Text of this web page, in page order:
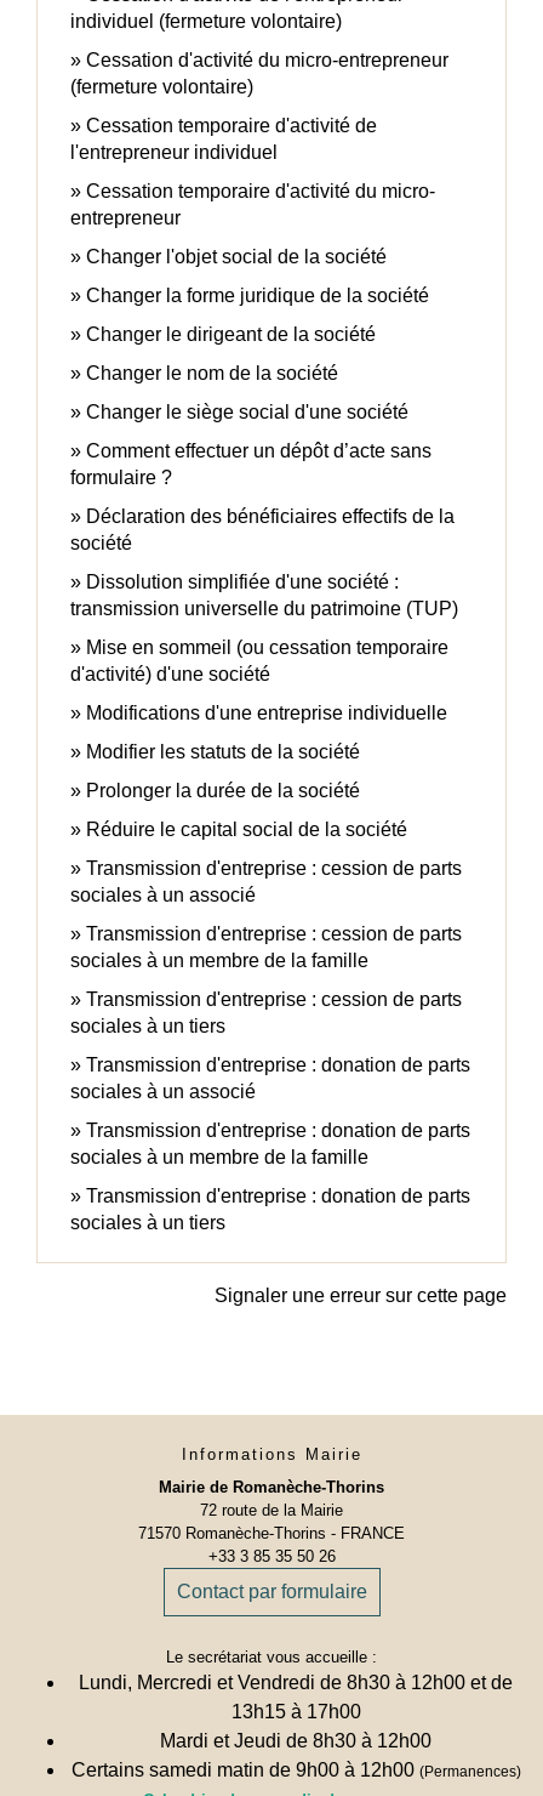
individuel (fermeture volontaire)
Cessation d'activité du micro-entrepreneur
(fermeture volontaire)
Cessation temporaire d'activité de
l'entrepreneur individuel
Cessation temporaire d'activité du micro-
entrepreneur
Changer l'objet social de la société
Changer la forme juridique de la société
Changer le dirigeant de la société
Changer le nom de la société
Changer le siège social d'une société
Comment effectuer un dépôt d’acte sans
formulaire ?
Déclaration des bénéficiaires effectifs de la
société
Dissolution simplifiée d'une société :
transmission universelle du patrimoine (TUP)
Mise en sommeil (ou cessation temporaire
d'activité) d'une société
Modifications d'une entreprise individuelle
Modifier les statuts de la société
Prolonger la durée de la société
Réduire le capital social de la société
Transmission d'entreprise : cession de parts
sociales à un associé
Transmission d'entreprise : cession de parts
sociales à un membre de la famille
Transmission d'entreprise : cession de parts
sociales à un tiers
Transmission d'entreprise : donation de parts
sociales à un associé
Transmission d'entreprise : donation de parts
sociales à un membre de la famille
Transmission d'entreprise : donation de parts
sociales à un tiers
Signaler une erreur sur cette page
Informations Mairie
Mairie de Romanèche-Thorins
72 route de la Mairie
71570 Romanèche-Thorins - FRANCE
+33 3 85 35 50 26
Contact par formulaire
Le secrétariat vous accueille :
Lundi, Mercredi et Vendredi de 8h30 à 12h00 et de
13h15 à 17h00
Mardi et Jeudi de 8h30 à 12h00
Certains samedi matin de 9h00 à 12h00 (Permanences)